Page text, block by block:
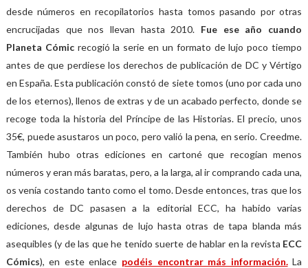
desde números en recopilatorios hasta tomos pasando por otras
encrucijadas que nos llevan hasta 2010. Fue ese año cuando
Planeta Cómicrecogió la serie en un formato de lujo poco tiempo
antes de que perdiese los derechos de publicación de DC y Vértigo
en España. Esta publicación constó de siete tomos (uno por cada uno
de los eternos), llenos de extras y de un acabado perfecto, donde se
recoge toda la historia del Príncipe de las Historias. El precio, unos
35€, puede asustaros un poco, pero valió la pena, en serio. Creedme.
También hubo otras ediciones en cartoné que recogían menos
números y eran más baratas, pero, a la larga, al ir comprando cada una,
os venía costando tanto como el tomo. Desde entonces, tras que los
derechos de DC pasasen a la editorial ECC, ha habido varias
ediciones, desde algunas de lujo hasta otras de tapa blanda más
asequibles (y de las que he tenido suerte de hablar en la revista ECC
Cómics), en este enlace podéis encontrar más información. La